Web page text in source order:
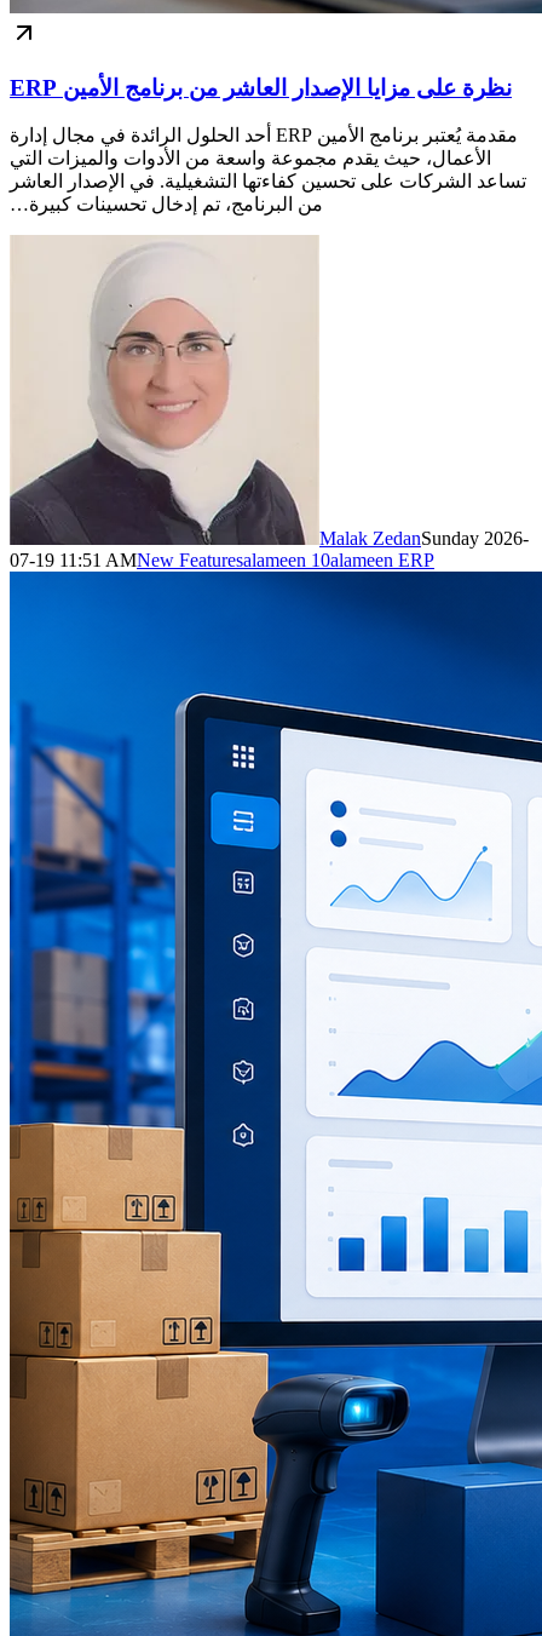
نظرة على مزايا الإصدار العاشر من برنامج الأمين ERP
مقدمة يُعتبر برنامج الأمين ERP أحد الحلول الرائدة في مجال إدارة
الأعمال، حيث يقدم مجموعة واسعة من الأدوات والميزات التي
تساعد الشركات على تحسين كفاءتها التشغيلية. في الإصدار العاشر
من البرنامج، تم إدخال تحسينات كبيرة…
Malak ZedanSunday 2026-
07-19 11:51 AMNew Featuresalameen 10alameen ERP